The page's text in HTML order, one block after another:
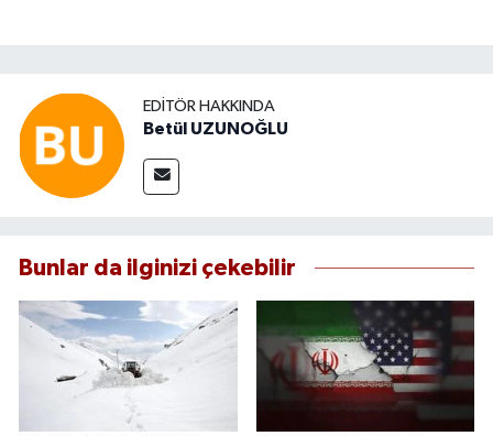
EDITÖR HAKKINDA
Betül UZUNOĞLU
Bunlar da ilginizi çekebilir